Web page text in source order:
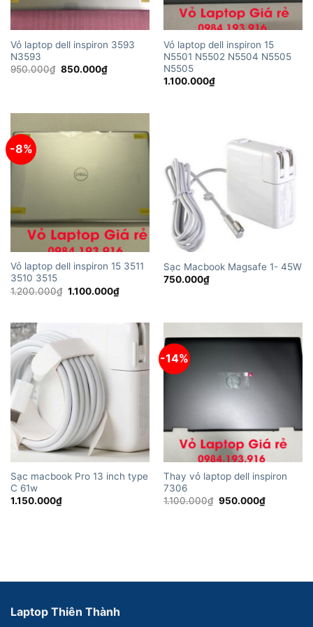
Vỏ laptop dell inspiron 3593
N3593
950.000₫ Giá
850.000₫Giá
hiện
Vỏ laptop dell inspiron 15
N5501 N5502 N5504 N5505
N5505
1.100.000₫
-8%
Vỏ laptop dell inspiron 15 3511
3510 3515
1.200.000₫ Giá
1.100.000₫Giá
hiện
1.100.000₫.
Sạc Macbook Magsafe 1- 45W
750.000₫
Sạc macbook Pro 13 inch type
C 61w
1.150.000₫
-14%
Thay vỏ laptop dell inspiron
7306
1.100.000₫ Giá
950.000₫Giá
hiện
Laptop Thiên Thành